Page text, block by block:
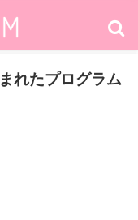
れたプログラム